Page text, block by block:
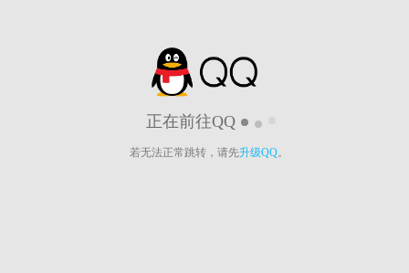
正在前往QQ
若无法正常跳转，请先升级QQ。